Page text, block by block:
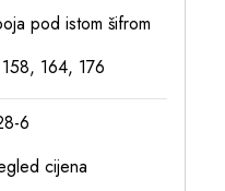
pod istom šifrom
164, 176
6
cijena